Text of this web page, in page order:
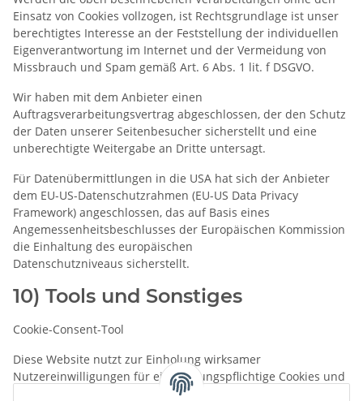
Einsatz von Cookies vollzogen, ist Rechtsgrundlage ist unser
berechtigtes Interesse an der Feststellung der individuellen
Eigenverantwortung im Internet und der Vermeidung von
Missbrauch und Spam gemäß Art. 6 Abs. 1 lit. f DSGVO.
Wir haben mit dem Anbieter einen
Auftragsverarbeitungsvertrag abgeschlossen, der den Schutz
der Daten unserer Seitenbesucher sicherstellt und eine
unberechtigte Weitergabe an Dritte untersagt.
Für Datenübermittlungen in die USA hat sich der Anbieter
dem EU-US-Datenschutzrahmen (EU-US Data Privacy
Framework) angeschlossen, das auf Basis eines
Angemessenheitsbeschlusses der Europäischen Kommission
die Einhaltung des europäischen
Datenschutzniveaus sicherstellt.
10) Tools und Sonstiges
Cookie-Consent-Tool
Diese Website nutzt zur Einholung wirksamer
Nutzereinwilligungen für einwilligungspflichtige Cookies und
cookie-basierte Anwendungen ein sog. „Cookie-Consent-Tool“.